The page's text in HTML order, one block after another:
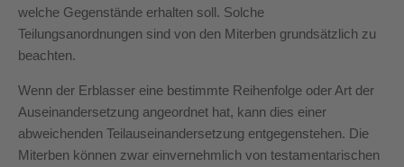
welche Gegenstände erhalten soll. Solche
Teilungsanordnungen sind von den Miterben grundsätzlich zu
beachten.
Wenn der Erblasser eine bestimmte Reihenfolge oder Art der
Auseinandersetzung angeordnet hat, kann dies einer
abweichenden Teilauseinandersetzung entgegenstehen. Die
Miterben können zwar einvernehmlich von testamentarischen